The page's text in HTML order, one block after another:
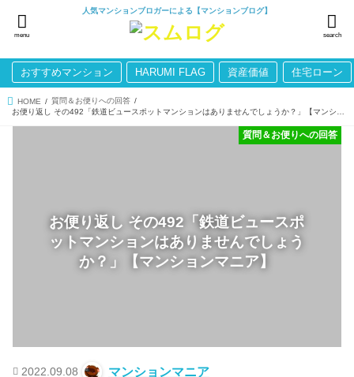
人気マンションブロガーによる【マンションブログ】
search
menu
おすすめマンション HARUMI FLAG 資産価値 住宅ローン
HOME
質問＆お便りへの回答
お便り返し その492「鉄道ビュースポ
ットマンションはありませんでしょう
か？」【マンションマニア】
質問＆お便りへの回答
2022.09.08 マンションマニア